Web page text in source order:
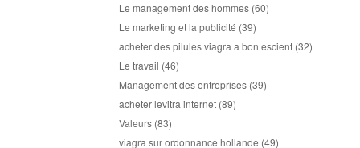
Le management des hommes (60)
Le marketing et la publicité (39)
acheter des pilules viagra a bon escient (32)
Le travail (46)
Management des entreprises (39)
acheter levitra internet (89)
Valeurs (83)
viagra sur ordonnance hollande (49)